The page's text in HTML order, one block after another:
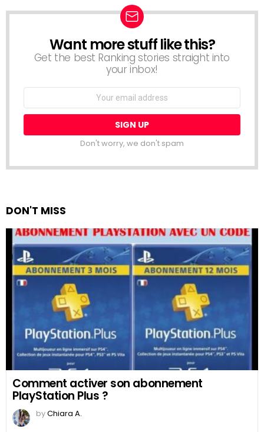
NEWSLETTER
Want more stuff like this?
Get the best Ranking stories straight into
your inbox!
Email
Don't worry, we don't spam
DON'T MISS
Comment activer son abonnement
PlayStation Plus ?
byChiara A.